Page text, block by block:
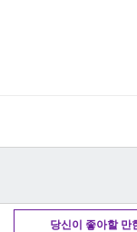
당신이 좋아할 만